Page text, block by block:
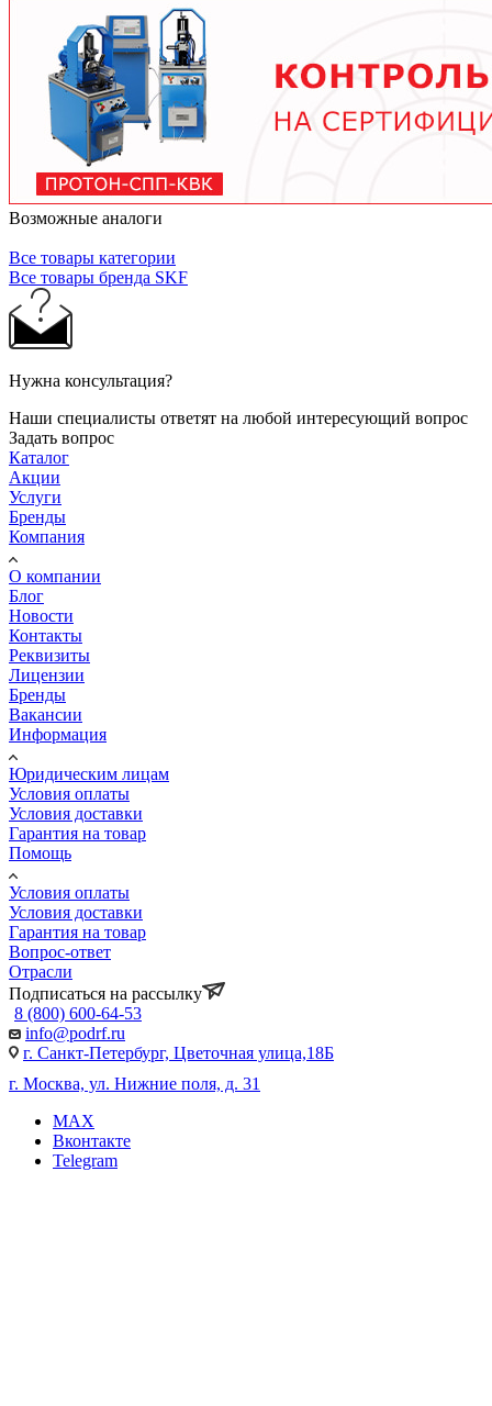
эксплуатации. Используйте только
рекомендованные производителем смазочные
материалы.
Возможные аналоги
Все товары категории
Все товары бренда SKF
Нужна консультация?
Наши специалисты ответят на любой интересующий вопрос
Задать вопрос
Каталог
Акции
Услуги
Бренды
Компания
О компании
Блог
Новости
Контакты
Реквизиты
Лицензии
Бренды
Вакансии
Информация
Юридическим лицам
Условия оплаты
Условия доставки
Гарантия на товар
Помощь
Условия оплаты
Условия доставки
Гарантия на товар
Вопрос-ответ
Отрасли
Подписаться на рассылку
8 (800) 600-64-53
info@podrf.ru
г. Санкт-Петербург, Цветочная улица,18Б
г. Москва, ул. Нижние поля, д. 31
MAX
Вконтакте
Telegram